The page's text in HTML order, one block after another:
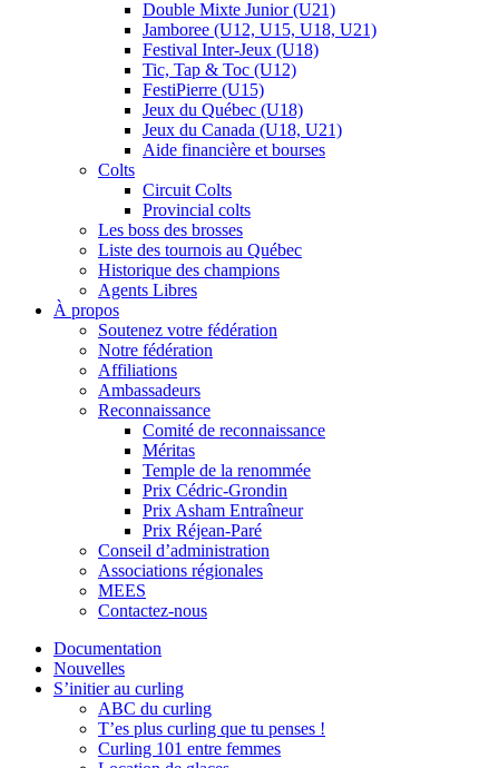
Double Mixte Junior (U21)
Jamboree (U12, U15, U18, U21)
Festival Inter-Jeux (U18)
Tic, Tap & Toc (U12)
FestiPierre (U15)
Jeux du Québec (U18)
Jeux du Canada (U18, U21)
Aide financière et bourses
Colts
Circuit Colts
Provincial colts
Les boss des brosses
Liste des tournois au Québec
Historique des champions
Agents Libres
À propos
Soutenez votre fédération
Notre fédération
Affiliations
Ambassadeurs
Reconnaissance
Comité de reconnaissance
Méritas
Temple de la renommée
Prix Cédric-Grondin
Prix Asham Entraîneur
Prix Réjean-Paré
Conseil d’administration
Associations régionales
MEES
Contactez-nous
Documentation
Nouvelles
S’initier au curling
ABC du curling
T’es plus curling que tu penses !
Curling 101 entre femmes